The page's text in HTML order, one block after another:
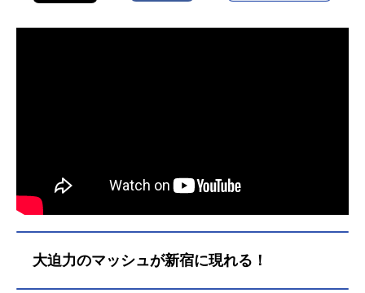
大迫力のマッシュが新宿に現れる！